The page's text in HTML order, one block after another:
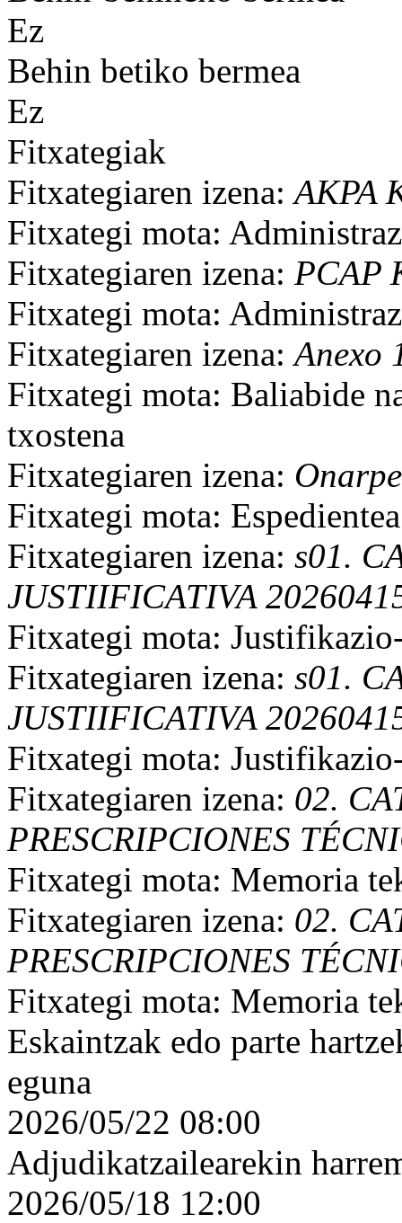
Ez
Behin betiko bermea
Ez
Fitxategiak
Fitxategiaren izena:AKPA
Fitxategi mota:
Fitxategiaren izena: PCAP
Fitxategi mota:
Fitxategiaren izena:Anexo
Fitxategi mota: Baliabide
txostena
Fitxategiaren izena:
Fitxategi mota:
Fitxategiaren izena: s01.
JUSTIIFICATIVA
Fitxategi mota:
Fitxategiaren izena: s01.
JUSTIIFICATIVA
Fitxategi mota:
Fitxategiaren izena: 02.
PRESCRIPCIONES
Fitxategi mota: Memoria
Fitxategiaren izena: 02.
PRESCRIPCIONES
Fitxategi mota: Memoria
Eskaintzak edo parte
eguna
2026/05/22 08:00
Adjudikatzailearekin
2026/05/18 12:00